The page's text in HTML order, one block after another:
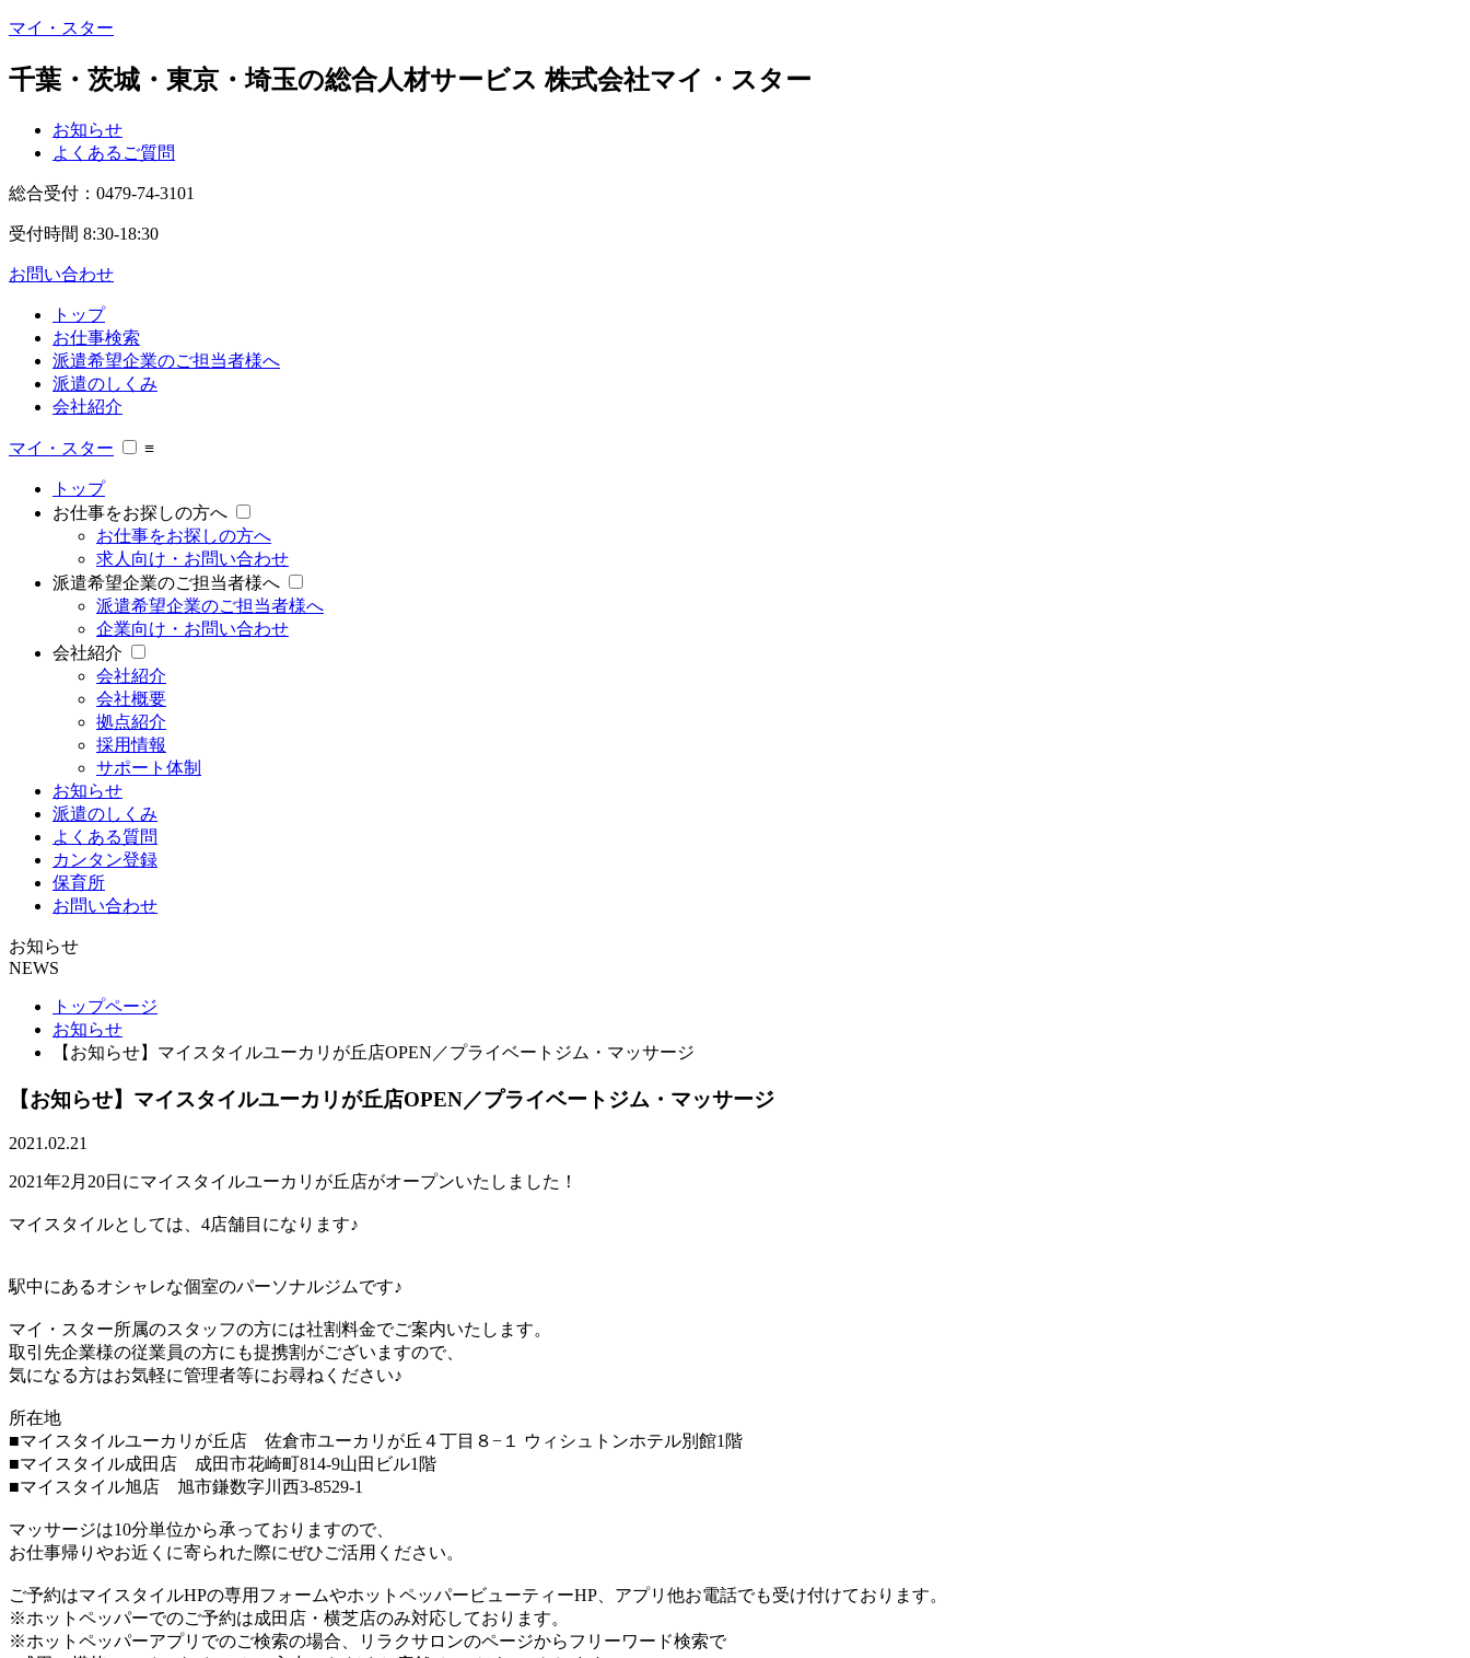
マイ・スター
千葉・茨城・東京・埼玉の総合人材サービス 株式会社マイ・スター
お知らせ
よくあるご質問
総合受付： 0479-74-3101
受付時間 8:30-18:30
お問い合わせ
トップ
お仕事検索
派遣希望企業のご担当者様へ
派遣のしくみ
会社紹介
マイ・スター ≡
トップ
お仕事をお探しの方へ
お仕事をお探しの方へ
求人向け・お問い合わせ
派遣希望企業のご担当者様へ
派遣希望企業のご担当者様へ
企業向け・お問い合わせ
会社紹介
会社紹介
会社概要
拠点紹介
採用情報
サポート体制
お知らせ
派遣のしくみ
よくある質問
カンタン登録
保育所
お問い合わせ
お知らせ
NEWS
トップページ
お知らせ
【お知らせ】マイスタイルユーカリが丘店OPEN／プライベートジム・マッサージ
【お知らせ】マイスタイルユーカリが丘店OPEN／プライベートジム・マッサージ
2021.02.21
2021年2月20日にマイスタイルユーカリが丘店がオープンいたしました！
マイスタイルとしては、4店舗目になります♪
駅中にあるオシャレな個室のパーソナルジムです♪
マイ・スター所属のスタッフの方には社割料金でご案内いたします。
取引先企業様の従業員の方にも提携割がございますので、
気になる方はお気軽に管理者等にお尋ねください♪
所在地
■マイスタイルユーカリが丘店 佐倉市ユーカリが丘４丁目８−１ ウィシュトンホテル別館1階
■マイスタイル成田店 成田市花崎町814-9山田ビル1階
■マイスタイル旭店 旭市鎌数字川西3-8529-1
マッサージは10分単位から承っておりますので、
お仕事帰りやお近くに寄られた際にぜひご活用ください。
ご予約はマイスタイルHPの専用フォームやホットペッパービューティーHP、アプリ他お電話でも受け付けております。
※ホットペッパーでのご予約は成田店・横芝店のみ対応しております。
※ホットペッパーアプリでのご検索の場合、リラクサロンのページからフリーワード検索で